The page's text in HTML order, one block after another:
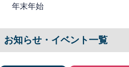
年末年始
お知らせ・イベント一覧